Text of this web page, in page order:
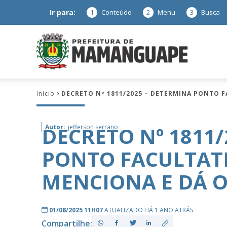
Ir para: 1 Conteúdo 2 Menu 3 Busca
Mamanguape
–
Início DECRETO Nº 1811/2025 – DETERMINA PONTO
Autor: jefferson serrano
DECRETO Nº
PONTO
MENCIONA E DÁ
01/08/2025 11H07ATUALIZADO HÁ 1 ANO ATRÁS
Compartilhe: